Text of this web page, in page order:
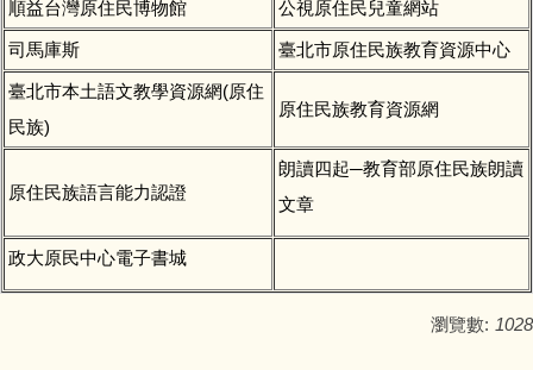
本土語教學師資
本土語言能力認證
順益台灣原住民博物館 公視原住民兒童網站
司馬庫斯 臺北市原住民族教育資源中心
臺北市本土語文教學資源網(原住
民族)
原住民族教育資源網
原住民族語言能力認證
朗讀四起─教育部原住民族朗讀
文章
政大原民中心電子書城
瀏覽數: 1028